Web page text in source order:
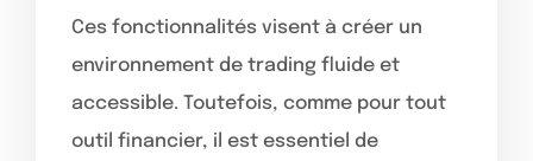
Ces fonctionnalités visent à créer un
environnement de trading fluide et
accessible. Toutefois, comme pour tout
outil financier, il est essentiel de